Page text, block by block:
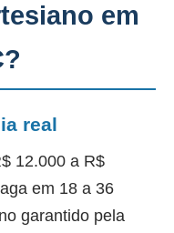
em
real
12.000 a R$
em 18 a 36
garantido pela